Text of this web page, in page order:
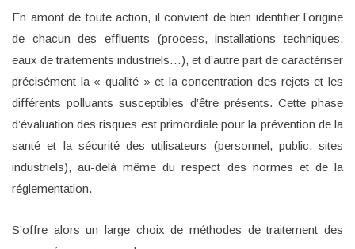
En amont de toute action, il convient de bien identifier l’origine
de chacun des effluents (process, installations techniques,
eaux de traitements industriels…), et d’autre part de caractériser
précisément la « qualité » et la concentration des rejets et les
différents polluants susceptibles d’être présents. Cette phase
d’évaluation des risques est primordiale pour la prévention de la
santé et la sécurité des utilisateurs (personnel, public, sites
industriels), au-delà même du respect des normes et de la
réglementation.
S’offre alors un large choix de méthodes de traitement des